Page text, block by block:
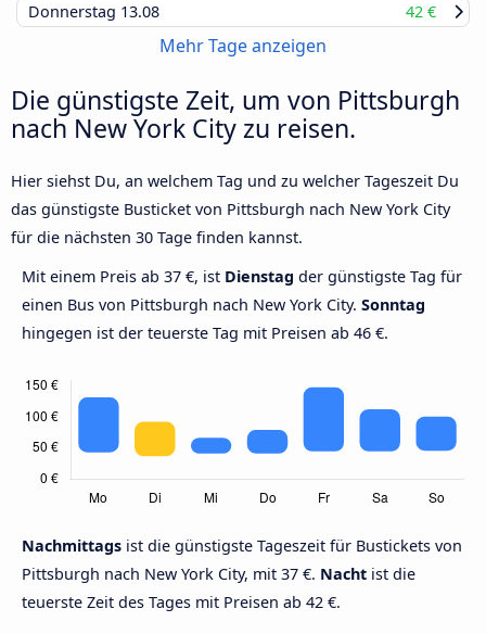
Donnerstag 13.08 42 €
Mehr Tage anzeigen
Die günstigste Zeit, um von Pittsburgh
nach New York City zu reisen.
Hier siehst Du, an welchem Tag und zu welcher Tageszeit Du
das günstigste Busticket von Pittsburgh nach New York City
für die nächsten 30 Tage finden kannst.
Mit einem Preis ab 37 €, ist Dienstag der günstigste Tag für
einen Bus von Pittsburgh nach New York City. Sonntag
hingegen ist der teuerste Tag mit Preisen ab 46 €.
Nachmittags ist die günstigste Tageszeit für Bustickets von
Pittsburgh nach New York City, mit 37 €. Nacht ist die
teuerste Zeit des Tages mit Preisen ab 42 €.